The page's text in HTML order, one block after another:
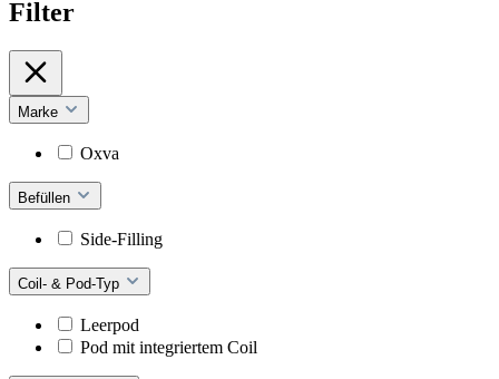
Filter
Marke
Oxva
Befüllen
Side-Filling
Coil- & Pod-Typ
Leerpod
Pod mit integriertem Coil